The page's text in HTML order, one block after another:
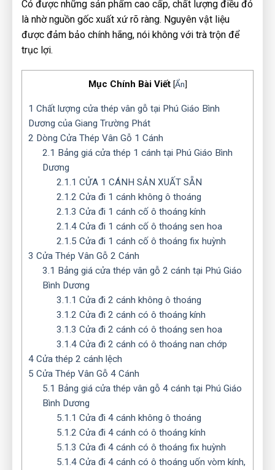
Có được những sản phẩm cao cấp, chất lượng điều đó
là nhờ nguồn gốc xuất xứ rõ ràng. Nguyên vật liệu
được đảm bảo chính hãng, nói không với trà trộn để
trục lợi.
Mục Chính Bài Viết [Ẩn]
1 Chất lượng cửa thép vân gỗ tại Phú Giáo Bình
Dương của Giang Trường Phát
2 Dòng Cửa Thép Vân Gỗ 1 Cánh
2.1 Bảng giá cửa thép 1 cánh tại Phú Giáo Bình
Dương
2.1.1 CỬA 1 CÁNH SẢN XUẤT SẴN
2.1.2 Cửa đi 1 cánh không ô thoáng
2.1.3 Cửa đi 1 cánh cố ô thoáng kính
2.1.4Cửa đi 1 cánh cố ô thoáng sen hoa
2.1.5 Cửa đi 1 cánh cố ô thoáng fix huỳnh
3 Cửa Thép Vân Gỗ 2 Cánh
3.1 Bảng giá cửa thép vân gỗ 2 cánh tại Phú Giáo
Bình Dương
3.1.1 Cửa đi 2 cánh không ô thoáng
3.1.2 Cửa đi 2 cánh có ô thoáng kính
3.1.3 Cửa đi 2 cánh có ô thoáng sen hoa
3.1.4Cửa đi 2 cánh có ô thoáng nan chớp
4 Cửa thép 2 cánh lệch
5 Cửa Thép Vân Gỗ 4 Cánh
5.1 Bảng giá cửa thép vân gỗ 4 cánh tại Phú Giáo
Bình Dương
5.1.1 Cửa đi 4 cánh không ô thoáng
5.1.2 Cửa đi 4 cánh có ô thoáng kính
5.1.3 Cửa đi 4 cánh có ô thoáng fix huỳnh
5.1.4Cửa đi 4 cánh có ô thoáng uốn vòm kính,